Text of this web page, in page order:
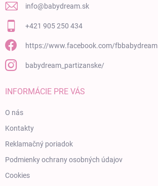
info@babydream.sk
+421 905 250 434
https://www.facebook.com/fbbabydream
babydream_partizanske/
INFORMÁCIE PRE VÁS
O nás
Kontakty
Reklamačný poriadok
Podmienky ochrany osobných údajov
Cookies